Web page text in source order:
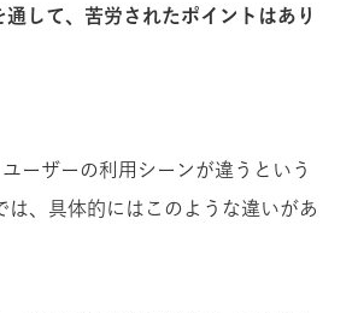
して、苦労されたポイントはあり
ーザーの利用シーンが違うという
は、具体的にはこのような違いがあ